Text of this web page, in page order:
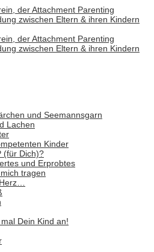
und Seemannsgarn
Lachen
Kinder
(für Dich)?
und Erprobtes
tragen
Dein Kind an!